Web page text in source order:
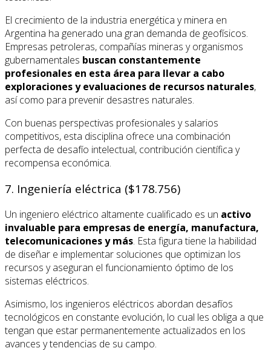
El crecimiento de la industria energética y minera en
Argentina ha generado una gran demanda de geofísicos.
Empresas petroleras, compañías mineras y organismos
gubernamentales buscan constantemente
profesionales en esta área para llevar a cabo
exploraciones y evaluaciones de recursos naturales,
así como para prevenir desastres naturales.
Con buenas perspectivas profesionales y salarios
competitivos, esta disciplina ofrece una combinación
perfecta de desafío intelectual, contribución científica y
recompensa económica.
7. Ingeniería eléctrica ($178.756)
Un ingeniero eléctrico altamente cualificado es un activo
invaluable para empresas de energía, manufactura,
telecomunicaciones y más. Esta figura tiene la habilidad
de diseñar e implementar soluciones que optimizan los
recursos y aseguran el funcionamiento óptimo de los
sistemas eléctricos.
Asimismo, los ingenieros eléctricos abordan desafíos
tecnológicos en constante evolución, lo cual les obliga a que
tengan que estar permanentemente actualizados en los
avances y tendencias de su campo.